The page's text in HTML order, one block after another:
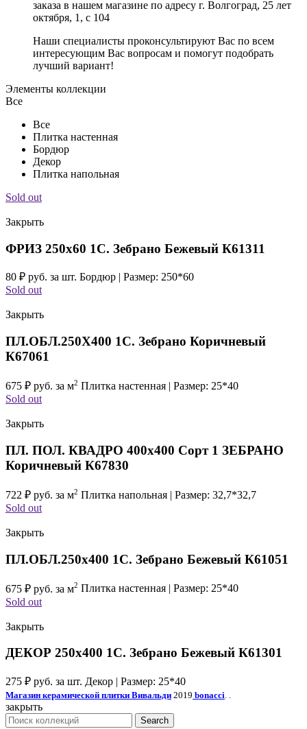
заказа в нашем магазине по адресу г. Волгоград, 25 лет
октября, 1, с 104
Наши специалисты проконсультируют Вас по всем
интересующим Вас вопросам и помогут подобрать
лучший вариант!
Элементы коллекции
Все
Все
Плитка настенная
Бордюр
Декор
Плитка напольная
Sold out
Закрыть
ФРИЗ 250х60 1С. Зебрано Бежевый К61311
80 ₽ руб. за шт. Бордюр | Размер: 250*60
Sold out
Закрыть
ПЛ.ОБЛ.250Х400 1С. Зебрано Коричневый
К67061
675 ₽ руб. за м2 Плитка настенная | Размер: 25*40
Sold out
Закрыть
ПЛ. ПОЛ. КВАДРО 400х400 Сорт 1 ЗЕБРАНО
Коричневый К67830
722 ₽ руб. за м2 Плитка напольная | Размер: 32,7*32,7
Sold out
Закрыть
ПЛ.ОБЛ.250х400 1С. Зебрано Бежевый К61051
675 ₽ руб. за м2 Плитка настенная | Размер: 25*40
Sold out
Закрыть
ДЕКОР 250х400 1С. Зебрано Бежевый К61301
275 ₽ руб. за шт. Декор | Размер: 25*40
Магазин керамической плитки Вивальди 2019 bonacci. .
закрыть
Search